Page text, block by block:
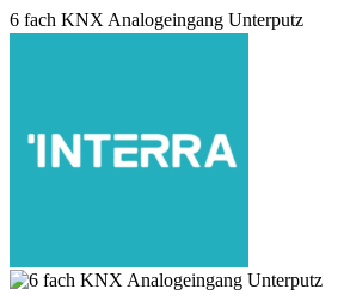
6 fach KNX Analogeingang Unterputz